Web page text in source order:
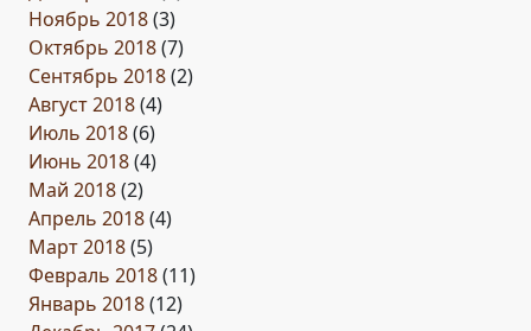
Ноябрь 2018(3)
Октябрь 2018(7)
Сентябрь 2018(2)
Август 2018(4)
Июль 2018(6)
Июнь 2018(4)
Май 2018(2)
Апрель 2018(4)
Март 2018(5)
Февраль 2018(11)
Январь 2018(12)